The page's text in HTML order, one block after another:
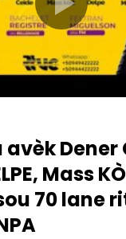
Dener
Mass
70 lane